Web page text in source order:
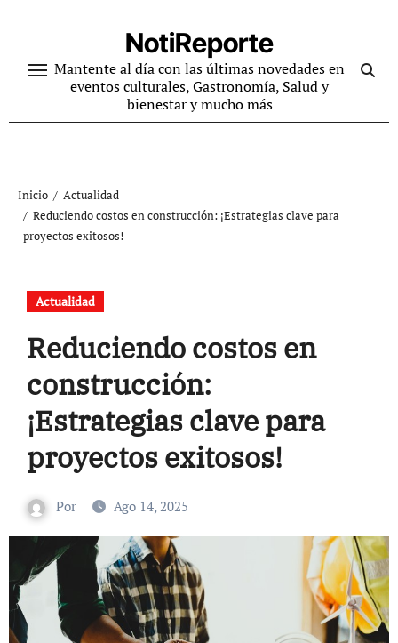
contenido
NotiReporte
Mantente al día con las últimas novedades en
eventos culturales, Gastronomía, Salud y
bienestar y mucho más
Inicio
Actualidad
Reduciendo costos en construcción: ¡Estrategias clave para
proyectos exitosos!
Actualidad
Reduciendo costos en
construcción:
¡Estrategias clave para
proyectos exitosos!
Por Ago 14, 2025